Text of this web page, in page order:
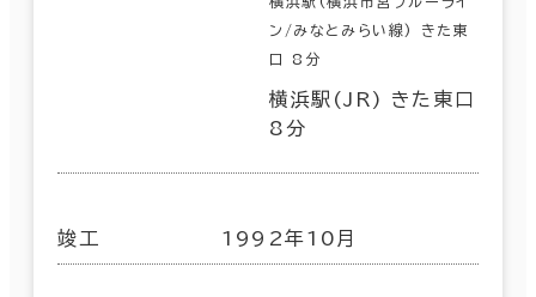
ン/みなとみらい線) きた東
口 8分
横浜駅(JR) きた東口
8分
竣工 1992年10月